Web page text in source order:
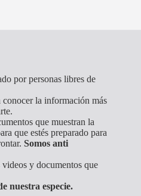
por personas libres de
la información más
que muestran la
que estés preparado para
Somos anti
y documentos que
nuestra especie.